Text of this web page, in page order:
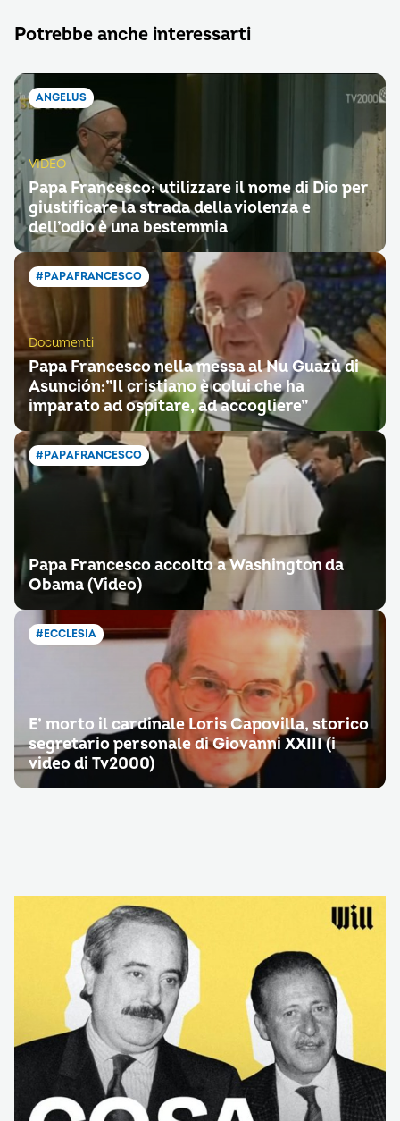
Potrebbe anche interessarti
ANGELUS
VIDEO
Papa Francesco: utilizzare il nome di Dio per
giustificare la strada della violenza e
dell’odio è una bestemmia
#PAPAFRANCESCO
Documenti
Papa Francesco nella messa al Nu Guazù di
Asunción:”Il cristiano è colui che ha
imparato ad ospitare, ad accogliere”
#PAPAFRANCESCO
Papa Francesco accolto a Washington da
Obama (Video)
#ECCLESIA
E’ morto il cardinale Loris Capovilla, storico
segretario personale di Giovanni XXIII (i
video di Tv2000)